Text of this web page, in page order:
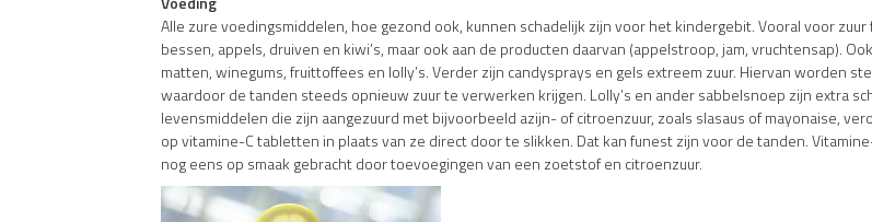
Alle zure voedingsmiddelen, hoe gezond ook, kunnen schadelijk zijn voor het kindergebit. Vooral voor
bessen, appels, druiven en kiwi’s, maar ook aan de producten daarvan (appelstroop, jam, vruchtensap).
matten, winegums, fruittoffees en lolly’s. Verder zijn candysprays en gels extreem zuur. Hiervan worden
waardoor de tanden steeds opnieuw zuur te verwerken krijgen. Lolly’s en ander sabbelsnoep zijn extra
levensmiddelen die zijn aangezuurd met bijvoorbeeld azijn- of citroenzuur, zoals slasaus of mayonaise,
op vitamine-C tabletten in plaats van ze direct door te slikken. Dat kan funest zijn voor de tanden.
nog eens op smaak gebracht door toevoegingen van een zoetstof en citroenzuur.